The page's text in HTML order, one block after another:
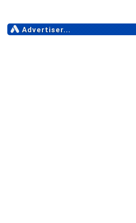
Advertiser...